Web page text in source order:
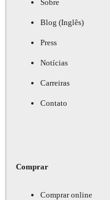
Sobre
Blog (Inglês)
Press
Notícias
Carreiras
Contato
Comprar
Comprar online